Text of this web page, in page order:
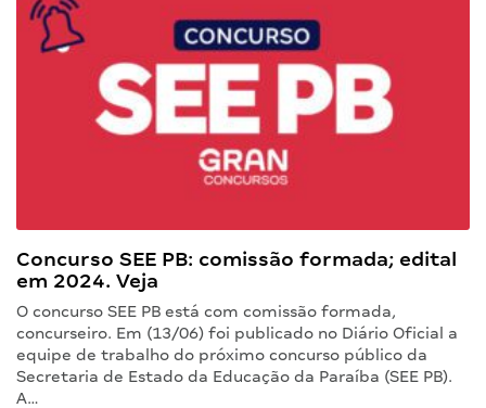
Concurso SEE PB: comissão formada; edital
em 2024. Veja
O concurso SEE PB está com comissão formada,
concurseiro. Em (13/06) foi publicado no Diário Oficial a
equipe de trabalho do próximo concurso público da
Secretaria de Estado da Educação da Paraíba (SEE PB).
A…